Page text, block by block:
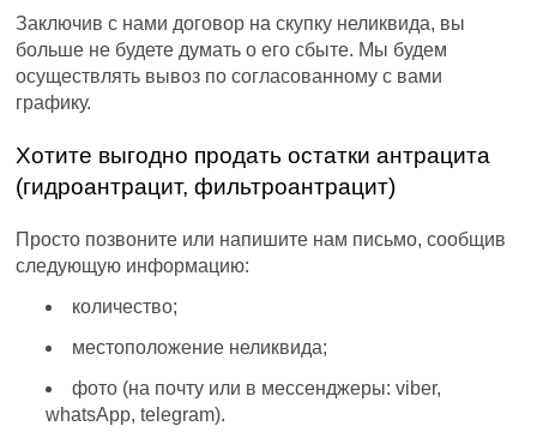
Заключив с нами договор на скупку неликвида, вы
больше не будете думать о его сбыте. Мы будем
осуществлять вывоз по согласованному с вами
графику.
Хотите выгодно продать остатки антрацита
(гидроантрацит, фильтроантрацит)
Просто позвоните или напишите нам письмо, сообщив
следующую информацию:
количество;
местоположение неликвида;
фото (на почту или в мессенджеры: viber,
whatsApp, telegram).